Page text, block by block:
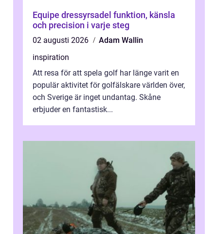
Equipe dressyrsadel funktion, känsla
och precision i varje steg
02 augusti 2026
Adam Wallin
inspiration
Att resa för att spela golf har länge varit en
populär aktivitet för golfälskare världen över,
och Sverige är inget undantag. Skåne
erbjuder en fantastisk...